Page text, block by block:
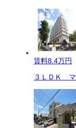
賃料8.4万円
３ＬＤＫ マ